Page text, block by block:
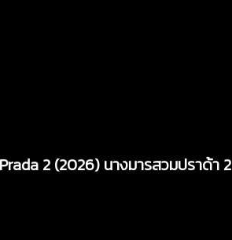
2 (2026) นางมารสวมปราด้า 2